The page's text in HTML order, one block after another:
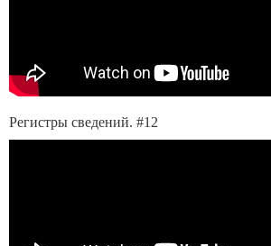
Регистры сведений. #12